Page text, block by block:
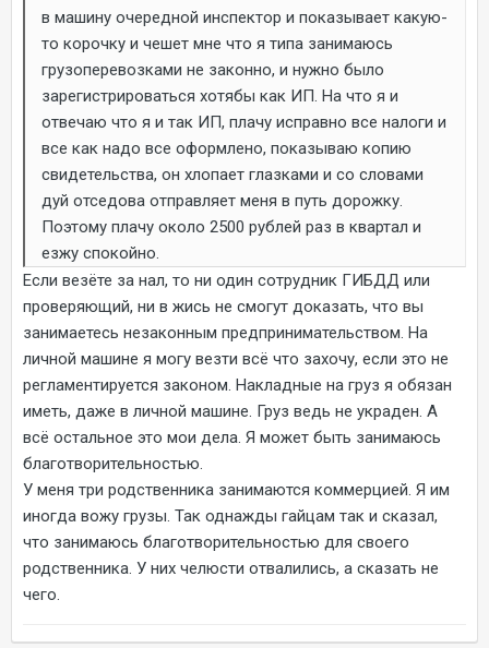
в машину очередной инспектор и показывает какую-
то корочку и чешет мне что я типа занимаюсь
грузоперевозками не законно, и нужно было
зарегистрироваться хотябы как ИП. На что я и
отвечаю что я и так ИП, плачу исправно все налоги и
все как надо все оформлено, показываю копию
свидетельства, он хлопает глазками и со словами
дуй отседова отправляет меня в путь дорожку.
Поэтому плачу около 2500 рублей раз в квартал и
езжу спокойно.
Если везёте за нал, то ни один сотрудник ГИБДД или
проверяющий, ни в жись не смогут доказать, что вы
занимаетесь незаконным предпринимательством. На
личной машине я могу везти всё что захочу, если это не
регламентируется законом. Накладные на груз я обязан
иметь, даже в личной машине. Груз ведь не украден. А
всё остальное это мои дела. Я может быть занимаюсь
благотворительностью.
У меня три родственника занимаются коммерцией. Я им
иногда вожу грузы. Так однажды гайцам так и сказал,
что занимаюсь благотворительностью для своего
родственника. У них челюсти отвалились, а сказать не
чего.